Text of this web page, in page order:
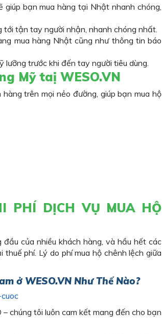
bạn mua hàng tại Nhật nhanh chóng,
tận tay người nhận, nhanh chóng nhất.
mua hàng Nhật cũng như thông tin báo
trước khi đến tay người tiêu dùng.
Mỹ taị WESO.VN
trên mọi nẻo đường, giúp bạn mua hộ
DỊCH VỤ MUA HỘ
của nhiều khách hàng, và hầu hết các
phí. Lý do phí mua hộ chênh lệch giữa
ở WESO.VN Như Thế Nào?
chúng tôi luôn cam kết mang đến cho bạn